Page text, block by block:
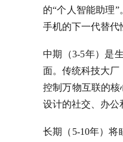
的“个人智能助理
手机的下一代替代
中期（3-5年）是
面。传统科技大厂
控制万物互联的
设计的社交、办公
长期（5-10年）